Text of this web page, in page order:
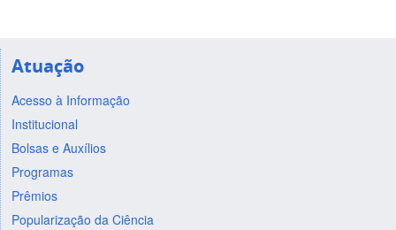
Atuação
Acesso à Informação
Institucional
Bolsas e Auxílios
Programas
Prêmios
Popularização da Ciência